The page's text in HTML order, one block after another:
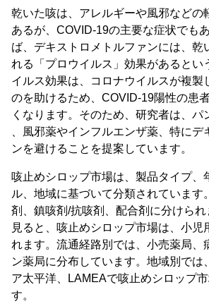
乾いた咳は、アレルギーや風邪などの
あるが、COVID-19の主要な症状でも
ば、デキストロメトルファンには、乾
れる「プロウイルス」効果があるとい
イルス効果は、コロナウイルスが複製
のを助けるため、COVID-19陽性の患
くなります。そのため、研究者は、パ
、風邪薬やインフルエンザ薬、特に
ンを避けることを提案しています。
咳止めシロップ市場は、製品タイプ、
ル、地域に基づいて分類されています
剤、鎮咳剤/抗咳剤、配合剤に分けら
見ると、咳止めシロップ市場は、小児
れます。流通経路別では、小売薬局、
ン薬局に分布しています。地域別では
ア太平洋、LAMEAで咳止めシロップ
す。